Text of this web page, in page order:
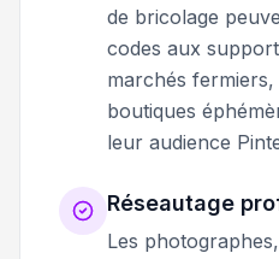
de bricolage
codes aux
marchés
boutiques
leur audience
Réseautage
Les